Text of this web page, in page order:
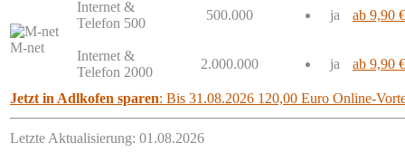
M-net
Internet &
Telefon 500
500.000 ja ab 9,90 €
Internet &
Telefon 2000
2.000.000 ja ab 9,90 €
Jetzt in Adlkofen sparen: Bis 31.08.2026 120,00 Euro Online-
Letzte Aktualisierung: 01.08.2026